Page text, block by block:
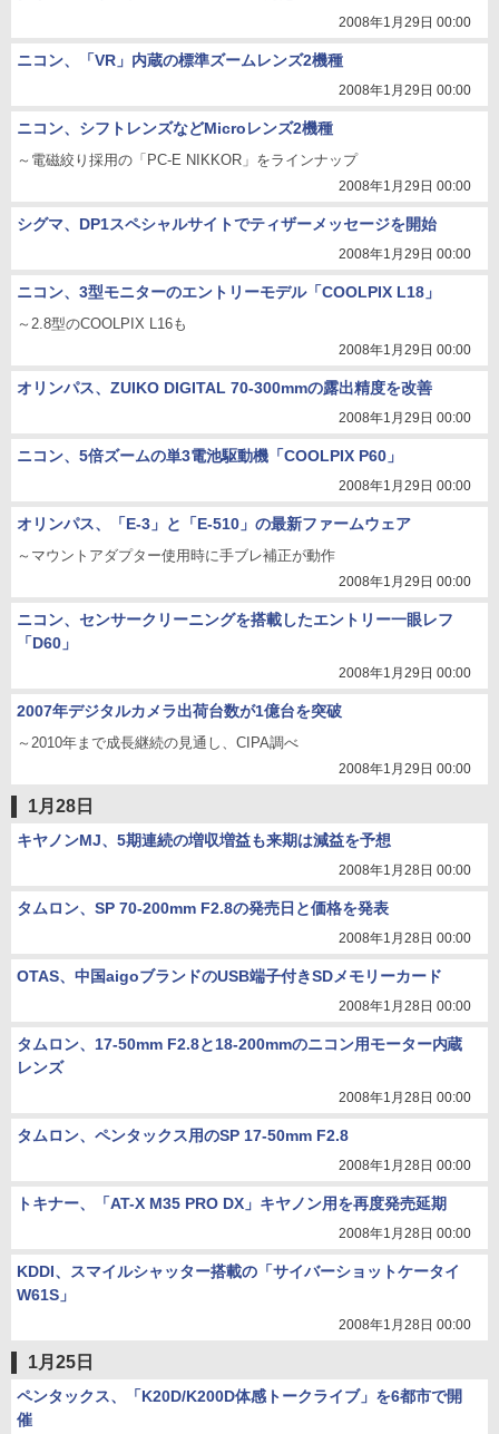
2008年1月29日 00:00
ニコン、「VR」内蔵の標準ズームレンズ2機種
2008年1月29日 00:00
ニコン、シフトレンズなどMicroレンズ2機種
～電磁絞り採用の「PC-E NIKKOR」をラインナップ
2008年1月29日 00:00
シグマ、DP1スペシャルサイトでティザーメッセージを開始
2008年1月29日 00:00
ニコン、3型モニターのエントリーモデル「COOLPIX L18」
～2.8型のCOOLPIX L16も
2008年1月29日 00:00
オリンパス、ZUIKO DIGITAL 70-300mmの露出精度を改善
2008年1月29日 00:00
ニコン、5倍ズームの単3電池駆動機「COOLPIX P60」
2008年1月29日 00:00
オリンパス、「E-3」と「E-510」の最新ファームウェア
～マウントアダプター使用時に手ブレ補正が動作
2008年1月29日 00:00
ニコン、センサークリーニングを搭載したエントリー一眼レフ
「D60」
2008年1月29日 00:00
2007年デジタルカメラ出荷台数が1億台を突破
～2010年まで成長継続の見通し、CIPA調べ
2008年1月29日 00:00
1月28日
キヤノンMJ、5期連続の増収増益も来期は減益を予想
2008年1月28日 00:00
タムロン、SP 70-200mm F2.8の発売日と価格を発表
2008年1月28日 00:00
OTAS、中国aigoブランドのUSB端子付きSDメモリーカード
2008年1月28日 00:00
タムロン、17-50mm F2.8と18-200mmのニコン用モーター内蔵
レンズ
2008年1月28日 00:00
タムロン、ペンタックス用のSP 17-50mm F2.8
2008年1月28日 00:00
トキナー、「AT-X M35 PRO DX」キヤノン用を再度発売延期
2008年1月28日 00:00
KDDI、スマイルシャッター搭載の「サイバーショットケータイ
W61S」
2008年1月28日 00:00
1月25日
ペンタックス、「K20D/K200D体感トークライブ」を6都市で開
催